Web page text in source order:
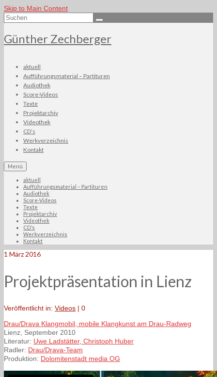
Skip to Main Content
Suchen
nach:
Günther Zechberger
aktuell
Aufführungsmaterial – Partituren
Audiothek
Score-Videos
Texte
Projektarchiv
Videothek
CD’s
Werkverzeichnis
Kontakt
Menü
aktuell
Aufführungsmaterial – Partituren
Audiothek
Score-Videos
Texte
Projektarchiv
Videothek
CD’s
Werkverzeichnis
Kontakt
1 März 2016
Projektpräsentation in Lienz
Veröffentlicht in: Videos | 0
Drau/Drava Klangmobil, mobile Klangkunst am Drau-Radweg
Lienz, September 2010
Literatur: Uwe Ladstätter, Christoph Huber
Radler: Drau/Drava-Team
Produktion: Dolomitenstadt media OG